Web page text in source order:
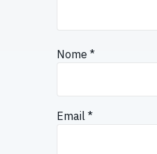
Nome *
Email *